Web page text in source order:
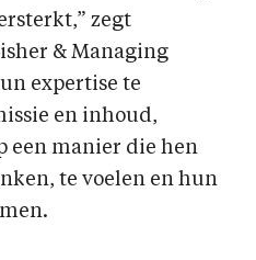
zegt
& Managing
expertise te
en inhoud,
een manier die hen
te voelen en hun